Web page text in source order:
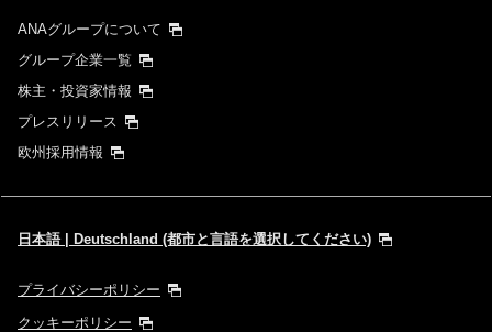
ANAグループについて
グループ企業一覧
株主・投資家情報
プレスリリース
欧州採用情報
日本語 | Deutschland (都市と言語を選択してください)
プライバシーポリシー
クッキーポリシー